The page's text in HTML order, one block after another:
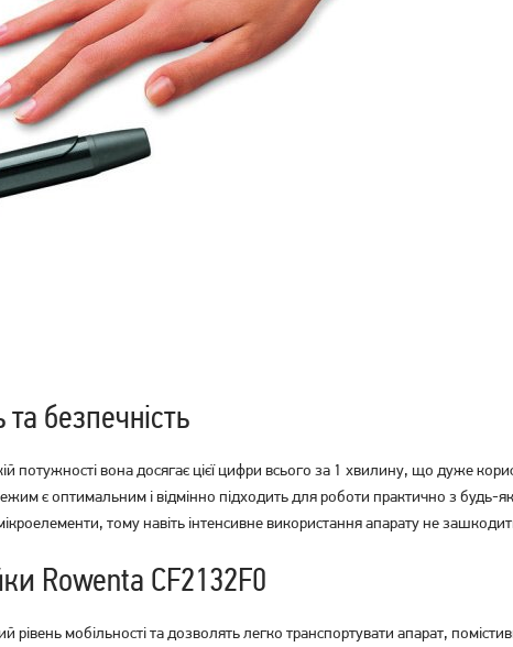
безпечність
вона досягає цієї цифри всього за 1 хвилину, що дуже
є оптимальним і відмінно підходить для роботи практично з будь-
тому навіть інтенсивне використання апарату не
Rowenta CF2132F0
мобільності та дозволять легко транспортувати апарат,